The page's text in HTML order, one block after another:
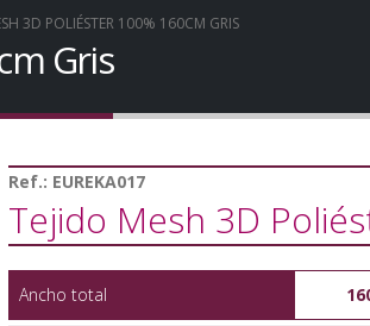
3D POLIÉSTER 100% 160CM GRIS
Gris
Ref.: EUREKA017
Tejido Mesh 3D
Ancho total